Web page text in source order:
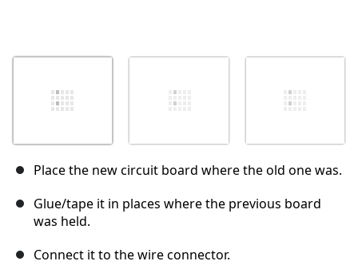
Place the new circuit board where the old one was.
Glue/tape it in places where the previous board
was held.
Connect it to the wire connector.